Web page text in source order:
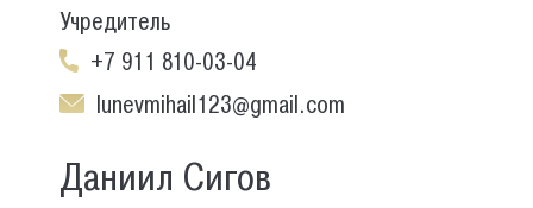
Учредитель
+7 911 810-03-04
lunevmihail123@gmail.com
Даниил Сигов